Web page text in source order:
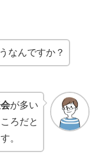
なんですか？
が多い
ろだと
。